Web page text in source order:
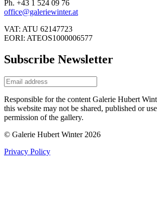
Ph. +43 1 524 09 76
office@galeriewinter.at
VAT: ATU 62147723
EORI: ATEOS1000006577
Subscribe Newsletter
Responsible for the content Galerie Hubert
this website may not be shared, published or
permission of the gallery.
© Galerie Hubert Winter 2026
Privacy Policy